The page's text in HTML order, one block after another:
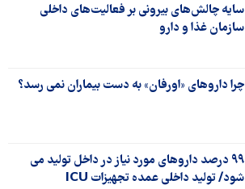
سایه چالش‌های بیرونی بر فعالیت‌های داخلی
سازمان غذا و دارو
چرا داروهای «اورفان» به دست بیماران نمی رسد؟
۹۹ درصد داروهای مورد نیاز در داخل تولید می
شود/ تولید داخلی عمده تجهیزات ICU